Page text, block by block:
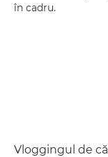
în cadru.
Vloggingul de